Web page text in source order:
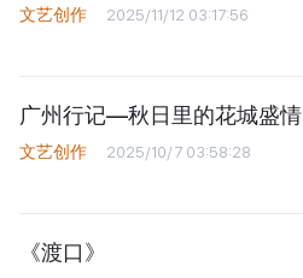
文艺创作 2025/11/12 03:17:56
广州行记—秋日里的花城盛情
文艺创作 2025/10/7 03:58:28
《渡口》